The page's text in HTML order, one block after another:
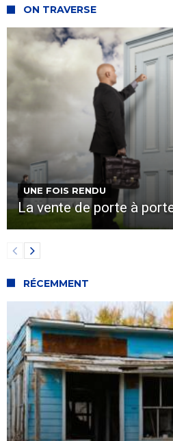
ON TRAVERSE
UNE FOIS RENDU
La vente de porte à
RÉCEMMENT